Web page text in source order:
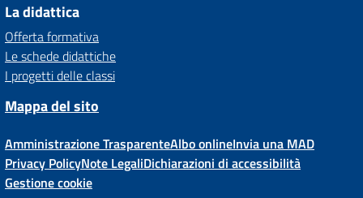
La didattica
Offerta formativa
Le schede didattiche
I progetti delle classi
Mappa del sito
Amministrazione TrasparenteAlbo onlineInvia una MAD
Privacy PolicyNote LegaliDichiarazioni di accessibilità
Gestione cookie